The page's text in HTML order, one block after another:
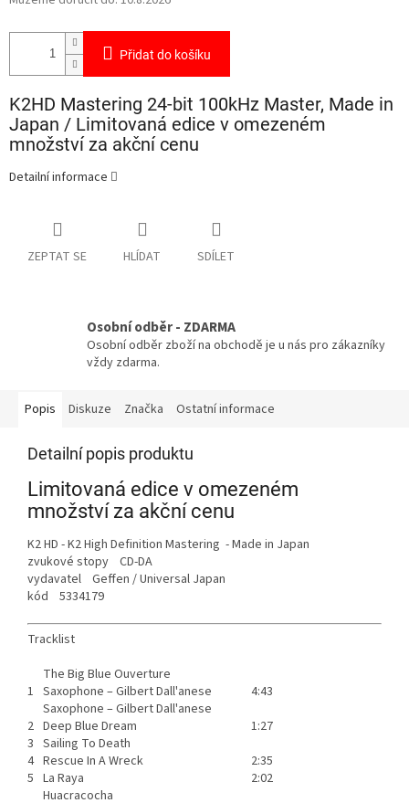
Přidat do košíku
K2HD Mastering 24-bit 100kHz Master, Made in
Japan / Limitovaná edice v omezeném
množství za akční cenu
Detailní informace
ZEPTAT SE HLÍDAT SDÍLET
Osobní odběr - ZDARMA
Osobní odběr zboží na obchodě je u nás pro zákazníky
vždy zdarma.
Popis Diskuze Značka Ostatní informace
Detailní popis produktu
Limitovaná edice v omezeném
množství za akční cenu
K2 HD - K2 High Definition Mastering - Made in Japan
zvukové stopy CD-DA
vydavatel Geffen / Universal Japan
kód 5334179
Tracklist
1
The Big Blue Ouverture
Saxophone –Gilbert Dall'anese
Saxophone –Gilbert Dall'anese
4:43
2 Deep Blue Dream
1:27
3 Sailing To Death
4 Rescue In A Wreck
2:35
5 La Raya
2:02
Huacracocha